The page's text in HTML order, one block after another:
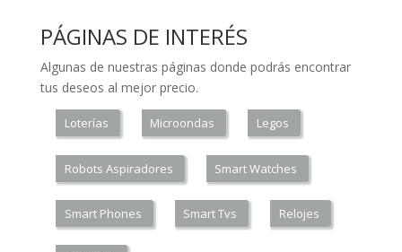
PÁGINAS DE INTERÉS
Algunas de nuestras páginas donde podrás encontrar
tus deseos al mejor precio.
Loterías Microondas Legos
Robots Aspiradores Smart Watches
Smart Phones Smart Tvs Relojes